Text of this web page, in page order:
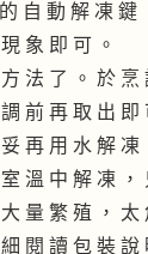
自 動 解 凍 鍵
象 即 可 。
法 了 。 於
前 再 取 出 即
再 用 水 解 凍
溫 中 解 凍 ，
量 繁 殖 ， 太
閱 讀 包 裝 說